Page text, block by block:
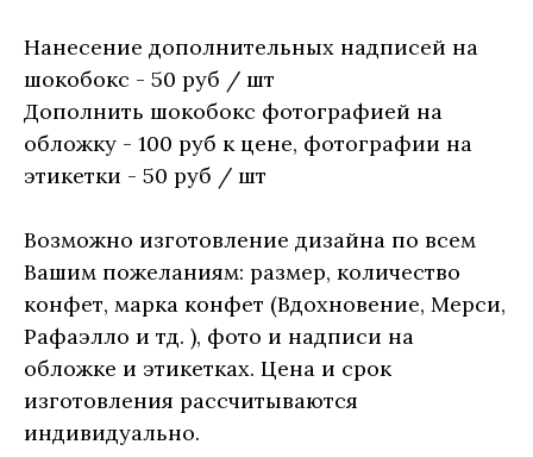
Нанесение дополнительных надписей на
шокобокс - 50 руб / шт
Дополнить шокобокс фотографией на
обложку - 100 руб к цене, фотографии на
этикетки - 50 руб / шт
Возможно изготовление дизайна по всем
Вашим пожеланиям: размер, количество
конфет, марка конфет (Вдохновение, Мерси,
Рафаэлло и тд. ), фото и надписи на
обложке и этикетках. Цена и срок
изготовления рассчитываются
индивидуально.